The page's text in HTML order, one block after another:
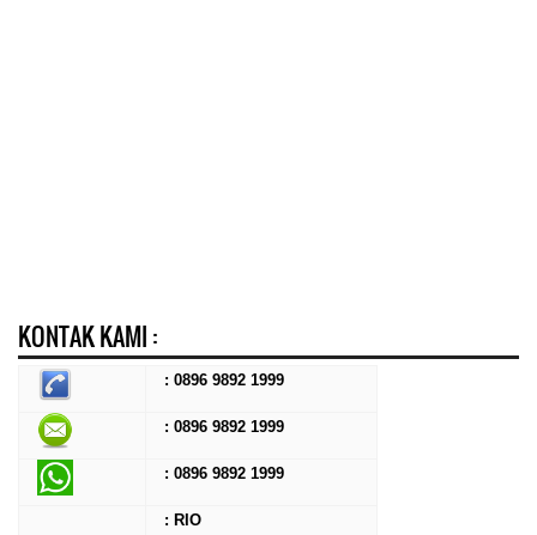
KONTAK KAMI :
: 0896 9892 1999
: 0896 9892 1999
: 0896 9892 1999
: RIO